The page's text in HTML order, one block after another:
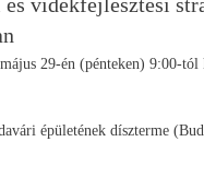
29-én (pénteken) 9:00-tól
épületének díszterme